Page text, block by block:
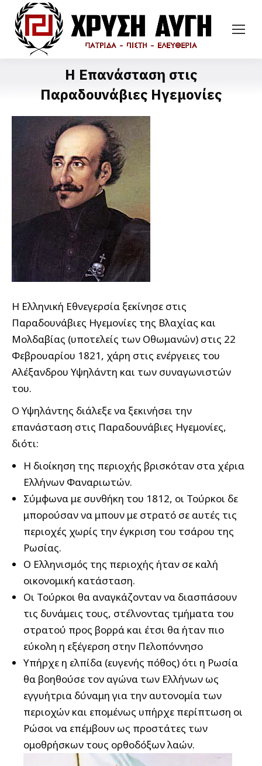
Η Επανάσταση στις
Παραδουνάβιες Ηγεμονίες
Η Eλληνική Eθνεγερσία ξεκίνησε στις
Παραδουνάβιες Ηγεμονίες της Βλαχίας και
Μολδαβίας (υποτελείς των Οθωμανών) στις 22
Φεβρουαρίου 1821, χάρη στις ενέργειες του
Αλέξανδρου Υψηλάντη και των συναγωνιστών
του.
Ο Υψηλάντης διάλεξε να ξεκινήσει την
επανάσταση στις Παραδουνάβιες Ηγεμονίες,
διότι:
Η διοίκηση της περιοχής βρισκόταν στα χέρια
Ελλήνων Φαναριωτών.
Σύμφωνα με συνθήκη του 1812, οι Τούρκοι δε
μπορούσαν να μπουν με στρατό σε αυτές τις
περιοχές χωρίς την έγκριση του τσάρου της
Ρωσίας.
O Ελληνισμός της περιοχής ήταν σε καλή
οικονομική κατάσταση.
Oι Τούρκοι θα αναγκάζονταν να διασπάσουν
τις δυνάμεις τους, στέλνοντας τμήματα του
στρατού προς βορρά και έτσι θα ήταν πιο
εύκολη η εξέγερση στην Πελοπόννησο
Υπήρχε η ελπίδα (ευγενής πόθος) ότι η Ρωσία
θα βοηθούσε τον αγώνα των Ελλήνων ως
εγγυήτρια δύναμη για την αυτονομία των
περιοχών και επομένως υπήρχε περίπτωση οι
Ρώσοι να επέμβουν ως προστάτες των
ομοθρήσκων τους ορθοδόξων λαών.